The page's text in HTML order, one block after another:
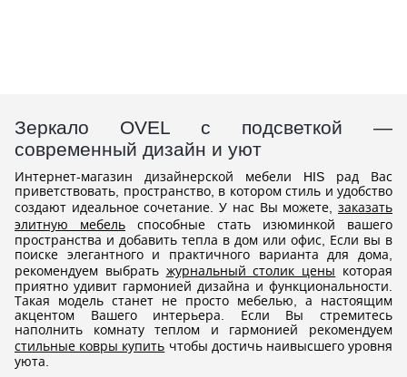
Зеркало OVEL с подсветкой —
современный дизайн и уют
Интернет-магазин дизайнерской мебели HIS рад Вас
приветствовать, пространство, в котором стиль и удобство
создают идеальное сочетание. У нас Вы можете, заказать
элитную мебель способные стать изюминкой вашего
пространства и добавить тепла в дом или офис, Если вы в
поиске элегантного и практичного варианта для дома,
рекомендуем выбрать журнальный столик цены которая
приятно удивит гармонией дизайна и функциональности.
Такая модель станет не просто мебелью, а настоящим
акцентом Вашего интерьера. Если Вы стремитесь
наполнить комнату теплом и гармонией рекомендуем
стильные ковры купить чтобы достичь наивысшего уровня
уюта.